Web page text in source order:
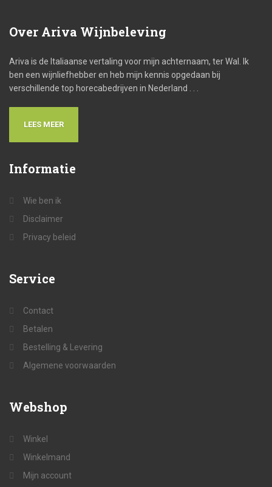
Over Ariva Wijnbeleving
Ariva is de Italiaanse vertaling voor mijn achternaam, ter Wal. Ik
ben een wijnliefhebber en heb mijn kennis opgedaan bij
verschillende top horecabedrijven in Nederland . . .
LEES MEER
Informatie
Wie ben ik
Disclaimer
Privacy beleid
Service
Contact
Betalen
Bestelling & Levering
Algemene voorwaarden
Webshop
Winkel
Winkelmand
Mijn account